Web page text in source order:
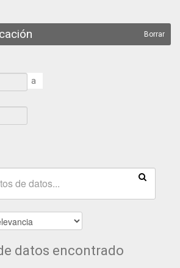
Borrar
a
datos encontrado